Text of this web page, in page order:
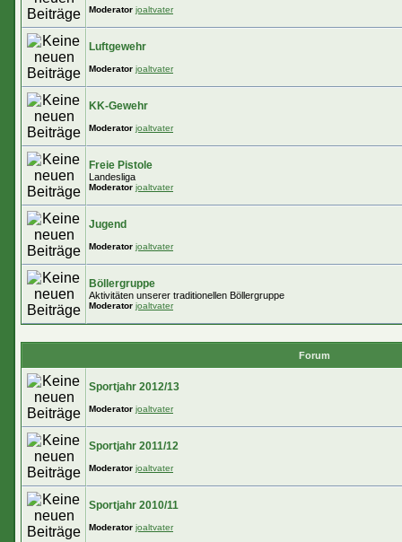
Moderator joaltvater
Luftgewehr
Moderator joaltvater
KK-Gewehr
Moderator joaltvater
Freie Pistole
Landesliga
Moderator joaltvater
Jugend
Moderator joaltvater
Böllergruppe
Aktivitäten unserer traditionellen Böllergruppe
Moderator joaltvater
Forum
Sportjahr 2012/13
Moderator joaltvater
Sportjahr 2011/12
Moderator joaltvater
Sportjahr 2010/11
Moderator joaltvater